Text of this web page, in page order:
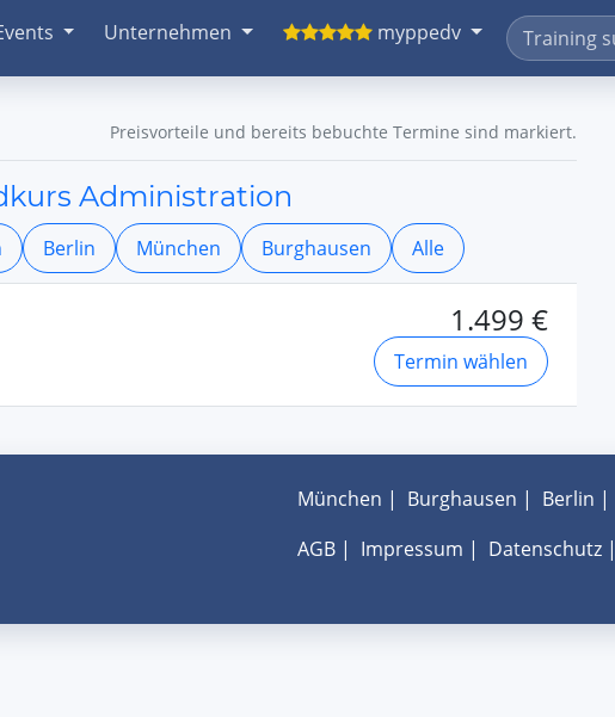
Unternehmen myppedv
Preisvorteile und bereits bebuchte Termine sind markiert.
Administration
Berlin München Burghausen Alle
1.499 €
Termin wählen
München | Burghausen | Berlin |
AGB| Impressum | Datenschutz|